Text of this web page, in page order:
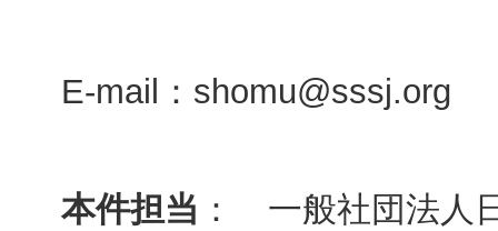
E-mail：shomu@sssj.org
本件担当 ： 一般社団法人